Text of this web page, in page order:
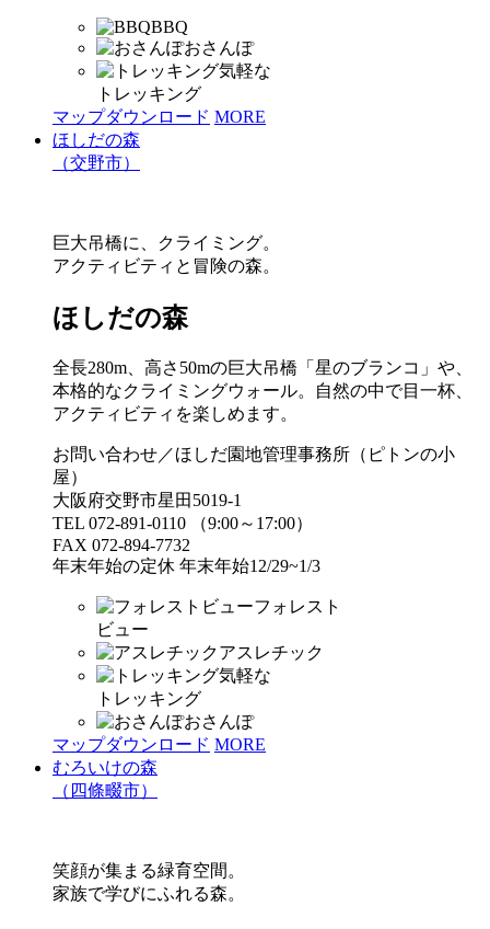
BBQ
おさんぽ
気軽な
トレッキング
マップダウンロード MORE
ほしだの森
（交野市）
巨大吊橋に、クライミング。
アクティビティと冒険の森。
ほしだの森
全長280m、高さ50mの巨大吊橋「星のブランコ」や、
本格的なクライミングウォール。自然の中で目一杯、
アクティビティを楽しめます。
お問い合わせ／ほしだ園地管理事務所（ピトンの小
屋）
大阪府交野市星田5019-1
TEL 072-891-0110 （9:00～17:00）
FAX 072-894-7732
年末年始の定休 年末年始12/29~1/3
フォレスト
ビュー
アスレチック
気軽な
トレッキング
おさんぽ
マップダウンロード MORE
むろいけの森
（四條畷市）
笑顔が集まる緑育空間。
家族で学びにふれる森。